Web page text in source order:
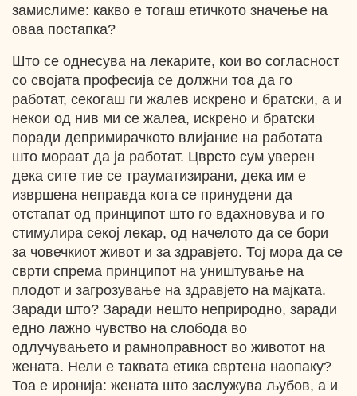
замислиме: какво е тогаш етичкото значење на
оваа постапка?
Што се однесува на лекарите, кои во согласност
со својата професија се должни тоа да го
работат, секогаш ги жалев искрено и братски, а и
некои од нив ми се жалеа, искрено и братски
поради депримирачкото влијание на работата
што мораат да ја работат. Цврсто сум уверен
дека сите тие се трауматизирани, дека им е
извршена неправда кога се принудени да
отстапат од принципот што го вдахновува и го
стимулира секој лекар, од начелото да се бори
за човечкиот живот и за здравјето. Тој мора да се
сврти спрема принципот на уништување на
плодот и загрозување на здравјето на мајката.
Заради што? Заради нешто неприродно, заради
едно лажно чувство на слобода во
одлучувањето и рамноправност во животот на
жената. Нели е таквата етика свртена наопаку?
Тоа е иронија: жената што заслужува љубов, а и